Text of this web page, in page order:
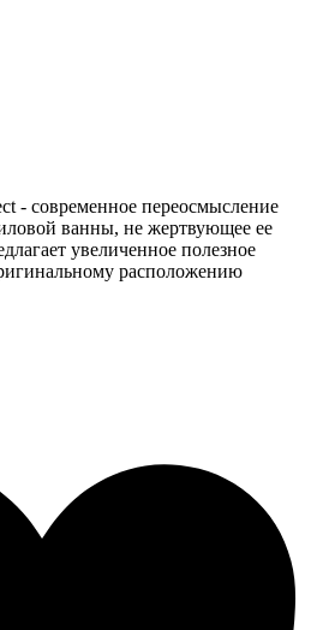
- современное переосмысление
ванны, не жертвующее ее
увеличенное полезное
расположению